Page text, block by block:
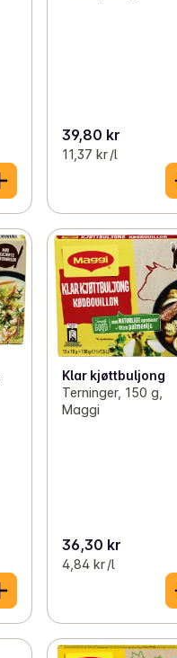
39,80 kr
11,37 kr /l
Klar kjøttbuljong
Terninger, 150 g,
Maggi
36,30 kr
4,84 kr /l